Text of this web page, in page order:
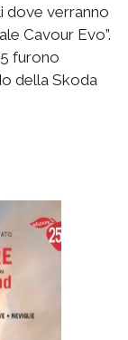
dove verranno
Cavour Evo”.
furono
della Skoda